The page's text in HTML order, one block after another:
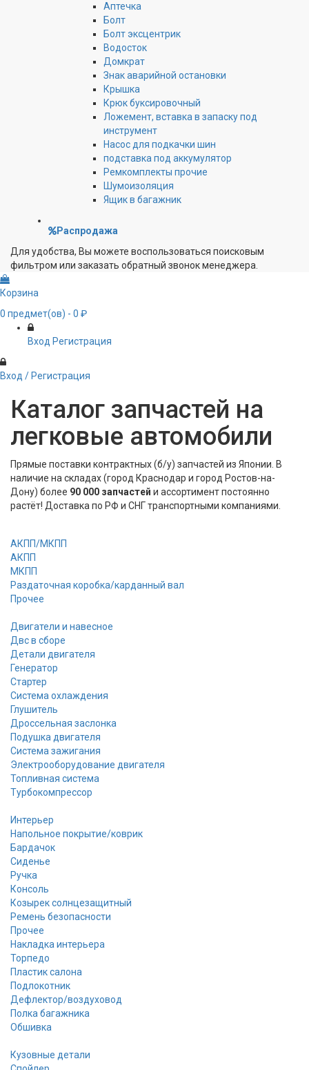
Аптечка
Болт
Болт эксцентрик
Водосток
Домкрат
Знак аварийной остановки
Крышка
Крюк буксировочный
Ложемент, вставка в запаску под
инструмент
Насос для подкачки шин
подставка под аккумулятор
Ремкомплекты прочие
Шумоизоляция
Ящик в багажник
Распродажа
Для удобства, Вы можете воспользоваться поисковым
фильтром или заказать обратный звонок менеджера.
Корзина
0 предмет(ов) - 0 ₽
Вход Регистрация
Вход / Регистрация
Каталог запчастей на
легковые автомобили
Прямые поставки контрактных (б/у) запчастей из Японии. В
наличие на складах (город Краснодар и город Ростов-на-
Дону) более 90 000 запчастей и ассортимент постоянно
растёт! Доставка по РФ и СНГ транспортными компаниями.
АКПП/МКПП
АКПП
МКПП
Раздаточная коробка/карданный вал
Прочее
Двигатели и навесное
Двс в сборе
Детали двигателя
Генератор
Стартер
Cистема охлаждения
Глушитель
Дроссельная заслонка
Подушка двигателя
Система зажигания
Электрооборудование двигателя
Топливная система
Турбокомпрессор
Интерьер
Напольное покрытие/коврик
Бардачок
Сиденье
Ручка
Консоль
Козырек солнцезащитный
Ремень безопасности
Прочее
Накладка интерьера
Торпедо
Пластик салона
Подлокотник
Дефлектор/воздуховод
Полка багажника
Обшивка
Кузовные детали